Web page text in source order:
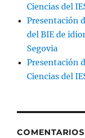
Ciencias del
Presentación
del BIE de
Segovia
Presentación
Ciencias del